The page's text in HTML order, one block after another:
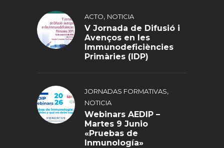
ACTO, NOTICIA
V Jornada de Difusió i
Avenços en les
Immunodeficiències
Primàries (IDP)
JORNADAS FORMATIVAS,
NOTICIA
Webinars AEDIP –
Martes 9 Junio
«Pruebas de
Inmunología»